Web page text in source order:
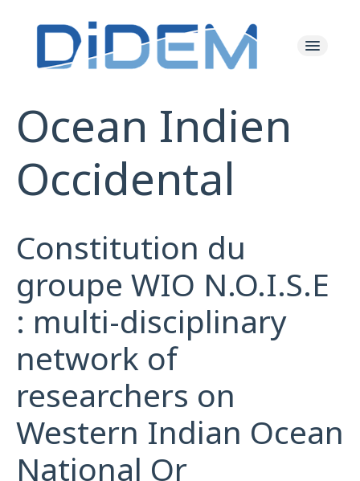
Les Actualités
L'équipe
Ocean Indien
Occidental
Constitution du
groupe WIO N.O.I.S.E
: multi-disciplinary
network of
researchers on
Western Indian Ocean
National Or